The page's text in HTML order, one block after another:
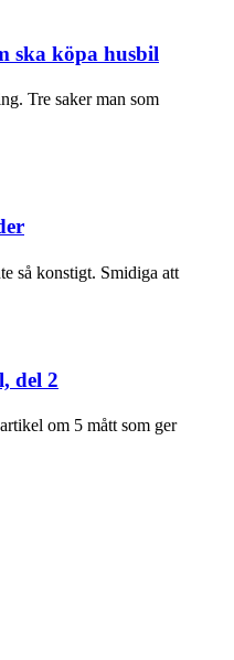
ska köpa husbil
Tre saker man som
så konstigt. Smidiga att
del 2
om 5 mått som ger